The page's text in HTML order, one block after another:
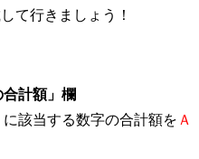
て行きましょう！
計額」欄
に該当する数字の合計額を Ａ